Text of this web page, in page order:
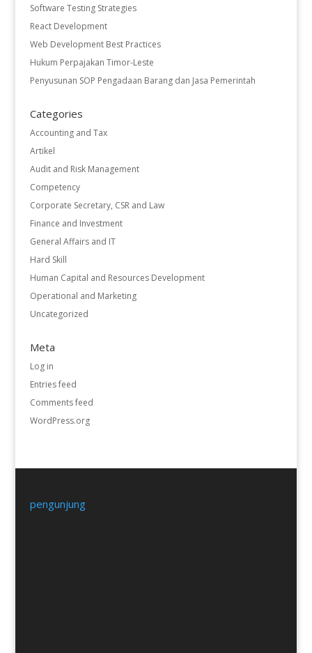
Software Testing Strategies
React Development
Web Development Best Practices
Hukum Perpajakan Timor-Leste
Penyusunan SOP Pengadaan Barang dan Jasa Pemerintah
Categories
Accounting and Tax
Artikel
Audit and Risk Management
Competency
Corporate Secretary, CSR and Law
Finance and Investment
General Affairs and IT
Hard Skill
Human Capital and Resources Development
Operational and Marketing
Uncategorized
Meta
Log in
Entries feed
Comments feed
WordPress.org
pengunjung